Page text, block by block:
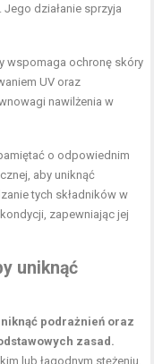
działanie sprzyja
wspomaga ochronę skóry
UV oraz
nawilżenia w
o odpowiednim
aby uniknąć
tych składników w
zapewniając jej
uniknąć
podrażnień oraz
zasad.
lub łagodnym stężeniu,